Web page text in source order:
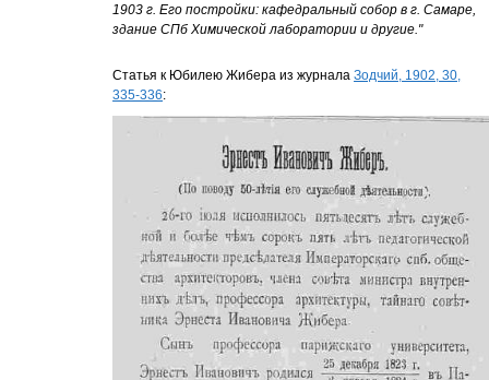
1903 г. Его постройки: кафедральный собор в г. Самаре,
здание СПб Химической лаборатории и другие."
Статья к Юбилею Жибера из журналаЗодчий, 1902, 30,
335-336: